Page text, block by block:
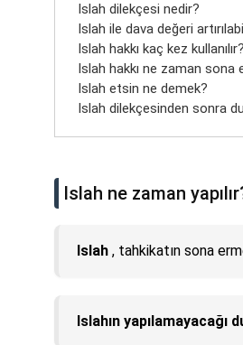
Islah dilekçesi nedir?
Islah ile dava değeri
Islah hakkı kaç kez kullanılır?
Islah hakkı ne zaman sona
Islah etsin ne demek?
Islah dilekçesinden sonra
Islah ne zaman
Islah , tahkikatın sona
Islahın yapılamayacağı